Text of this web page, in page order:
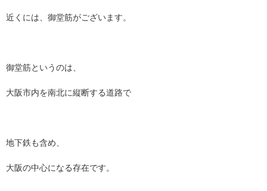
近くには、御堂筋がございます。
御堂筋というのは、
大阪市内を南北に縦断する道路で
地下鉄も含め、
大阪の中心になる存在です。